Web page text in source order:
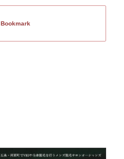
Bookmark